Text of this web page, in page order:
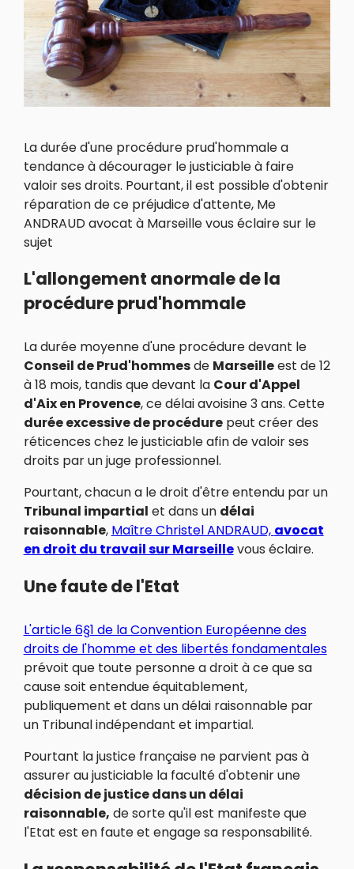
La durée d'une procédure prud'hommale a
tendance à décourager le justiciable à faire
valoir ses droits. Pourtant, il est possible d'obtenir
réparation de ce préjudice d'attente, Me
ANDRAUD avocat à Marseille vous éclaire sur le
sujet
L'allongement anormale de la
procédure prud'hommale
La durée moyenne d'une procédure devant le
Conseil de Prud'hommesde Marseilleest de 12
à 18 mois, tandis que devant la Cour d'Appel
d'Aix en Provence, ce délai avoisine 3 ans. Cette
durée excessive de procédurepeut créer des
réticences chez le justiciable afin de valoir ses
droits par un juge professionnel.
Pourtant, chacun a le droit d'être entendu par un
Tribunal impartial et dans un délai
raisonnable, Maître Christel ANDRAUD, avocat
en droit du travail sur Marseillevous éclaire.
Une faute de l'Etat
L'article 6§1 de la Convention Européenne des
droits de l'homme et des libertés fondamentales
prévoit que toute personne a droit à ce que sa
cause soit entendue équitablement,
publiquement et dans un délai raisonnable par
un Tribunal indépendant et impartial.
Pourtant la justice française ne parvient pas à
assurer au justiciable la faculté d'obtenir une
décision de justice dans un délai
raisonnable, de sorte qu'il est manifeste que
l'Etat est en faute et engage sa responsabilité.